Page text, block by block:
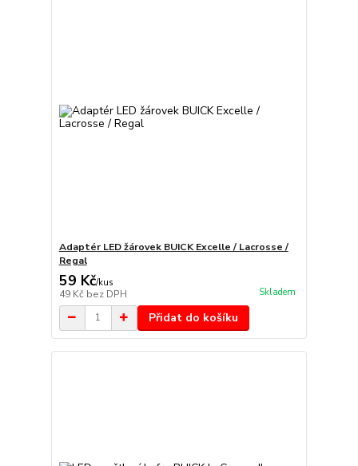
Adaptér LED žárovek BUICK Excelle / Lacrosse /
Regal
59 Kč/kus
49 Kč bez DPH Skladem
Přidat do košíku